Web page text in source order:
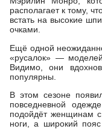
располагает к тому,
встать на высокие
очками.
Ещё одной
«русалок» — моделей
Видимо, они
популярны.
В этом сезоне
повседневной
подойдёт женщинам
ноги, а широкий